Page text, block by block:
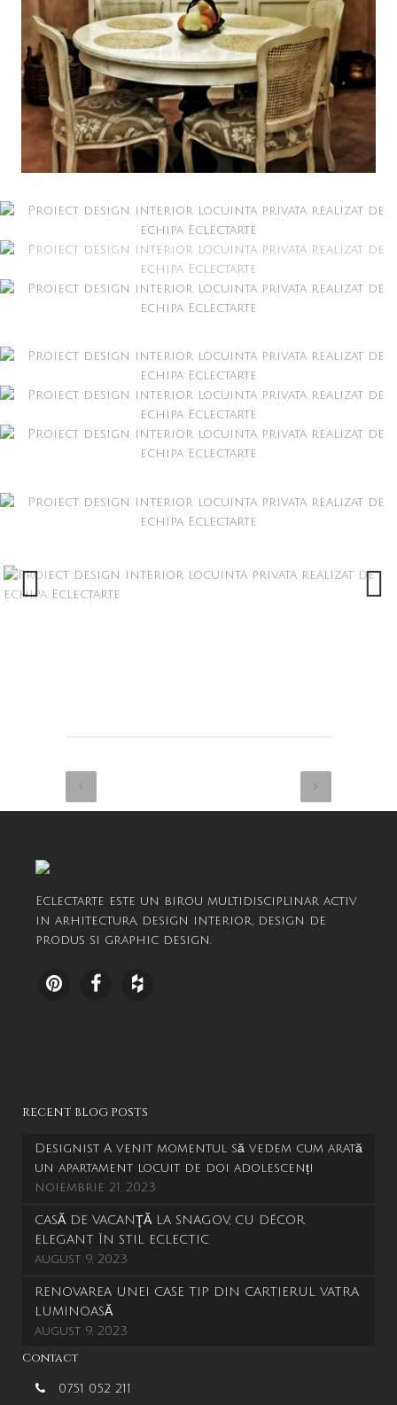
Eclectarte este un birou multidisciplinar activ
in arhitectura, design interior, design de
produs si graphic design.
RECENT BLOG POSTS
Designist A venit momentul să vedem cum arată
un apartament locuit de doi adolescenți
noiembrie 21, 2023
CASĂ DE VACANŢĂ LA SNAGOV, CU DÉCOR
ELEGANT ÎN STIL ECLECTIC
august 9, 2023
RENOVAREA UNEI CASE TIP DIN CARTIERUL VATRA
LUMINOASĂ
august 9, 2023
Contact
0751 052 211